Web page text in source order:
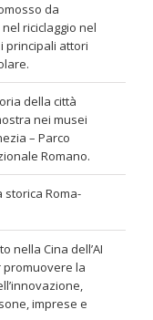
da
riciclaggio nel
principali attori
della città
nei musei
– Parco
Romano.
storica Roma-
nella Cina dell’AI
promuovere la
imprese e